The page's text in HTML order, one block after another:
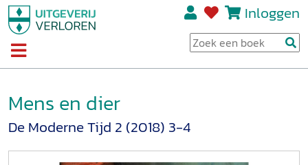
Inloggen
Mens en dier
De Moderne Tijd 2 (2018) 3-4